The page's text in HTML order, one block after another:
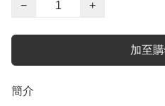
−
+
加至
簡介